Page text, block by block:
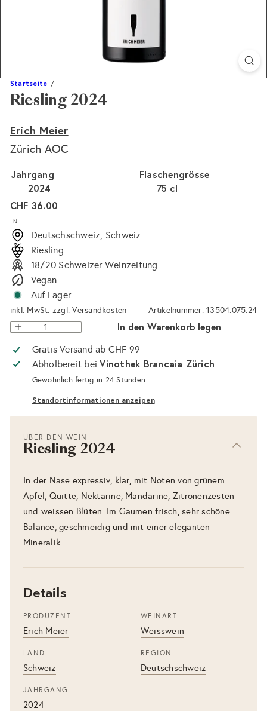
Startseite
Riesling 2024
Erich Meier
Zürich AOC
Flaschengrösse
75 cl
Jahrgang
2024
Normaler
Preis
CHF 36.00
N
Deutschschweiz, Schweiz
Riesling
18/20 Schweizer Weinzeitung
Vegan
Auf Lager
inkl. MwSt. zzgl.Versandkosten Artikelnummer: 13504.075.24
In den Warenkorb legen
Gratis Versand ab CHF 99
Abholbereit beiVinothek Brancaia Zürich
Gewöhnlich fertig in 24 Stunden
Standortinformationen anzeigen
ÜBER DEN WEIN
Riesling 2024
In der Nase expressiv, klar, mit Noten von grünem
Apfel, Quitte, Nektarine, Mandarine, Zitronenzesten
und weissen Blüten. Im Gaumen frisch, sehr schöne
Balance, geschmeidig und mit einer eleganten
Mineralik.
Details
PRODUZENT
Erich Meier
WEINART
Weisswein
LAND
Schweiz
REGION
Deutschschweiz
JAHRGANG
2024